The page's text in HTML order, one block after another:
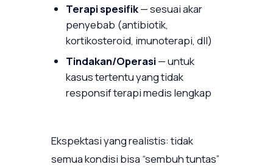
Terapi spesifik— sesuai akar
penyebab (antibiotik,
kortikosteroid, imunoterapi, dll)
Tindakan/Operasi— untuk
kasus tertentu yang tidak
responsif terapi medis lengkap
Ekspektasi yang realistis: tidak
semua kondisi bisa “sembuh tuntas”